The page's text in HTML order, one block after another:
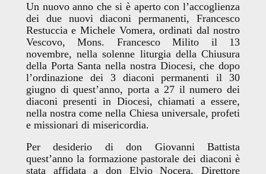
Un nuovo anno che si è aperto con l’accoglienza
dei due nuovi diaconi permanenti, Francesco
Restuccia e Michele Vomera, ordinati dal nostro
Vescovo, Mons. Francesco Milito il 13
novembre, nella solenne liturgia della Chiusura
della Porta Santa nella nostra Diocesi, che dopo
l’ordinazione dei 3 diaconi permanenti il 30
giugno di quest’anno, porta a 27 il numero dei
diaconi presenti in Diocesi, chiamati a essere,
nella nostra come nella Chiesa universale, profeti
e missionari di misericordia.
Per desiderio di don Giovanni Battista
quest’anno la formazione pastorale dei diaconi è
stata affidata a don Elvio Nocera, Direttore